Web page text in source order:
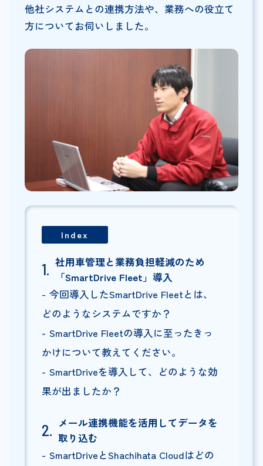
他社システムとの連携方法や、業務への役立て
方についてお伺いしました。
Index
社用車管理と業務負担軽減のため
「SmartDrive Fleet」導入
今回導入したSmartDrive Fleetとは、
どのようなシステムですか？
SmartDrive Fleetの導入に至ったきっ
かけについて教えてください。
SmartDriveを導入して、どのような効
果が出ましたか？
メール連携機能を活用してデータを
取り込む
SmartDriveとShachihata Cloudはどの